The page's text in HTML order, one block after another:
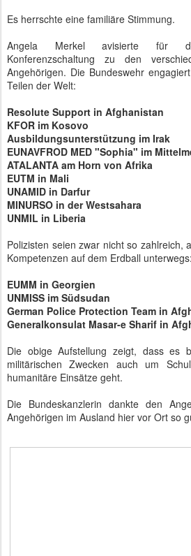
Es herrschte eine familiäre Stimmung.
Angela Merkel avisierte für
Konferenzschaltung zu den
Angehörigen. Die Bundeswehr
Teilen der Welt:
Resolute Support in Afghanistan
KFOR im Kosovo
Ausbildungsunterstützung im Irak
EUNAVFROD MED "Sophia" im
ATALANTA am Horn von Afrika
EUTM in Mali
UNAMID in Darfur
MINURSO in der Westsahara
UNMIL in Liberia
Polizisten seien zwar nicht so zahlreich,
Kompetenzen auf dem Erdball unterwegs:
EUMM in Georgien
UNMISS im Südsudan
German Police Protection Team in
Generalkonsulat Masar-e Sharif in
Die obige Aufstellung zeigt, dass es
militärischen Zwecken auch um
humanitäre Einsätze geht.
Die Bundeskanzlerin dankte den
Angehörigen im Ausland hier vor Ort so